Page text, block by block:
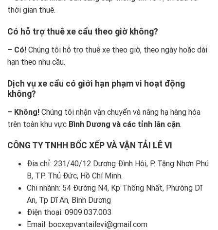
thời gian thuê.
Có hỗ trợ thuê xe cẩu theo giờ không?
– Có! Chúng tôi hỗ trợ thuê xe theo giờ, theo ngày hoặc dài
hạn theo nhu cầu.
Dịch vụ xe cẩu có giới hạn phạm vi hoạt động
không?
– Không! Chúng tôi nhận vận chuyển và nâng hạ hàng hóa
trên toàn khu vực Bình Dương và các tỉnh lân cận.
CÔNG TY TNHH BỐC XẾP VÀ VẬN TẢI LÊ VI
Địa chỉ: 231/40/12 Dương Đình Hội, P. Tăng Nhơn Phú
B, TP. Thủ Đức, Hồ Chí Minh.
Chi nhánh: 54 Đường N4, Kp Thống Nhất, Phường Dĩ
An, Tp Dĩ An, Bình Dương
Điện thoại: 0909.037.003
Email: bocxepvantailevi@gmail.com